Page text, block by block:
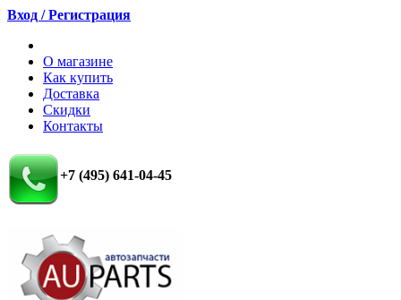
Вход / Регистрация
О магазине
Как купить
Доставка
Скидки
Контакты
+7 (495) 641-04-45